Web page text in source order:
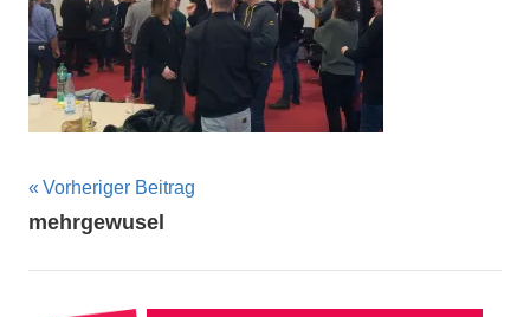
Beitragsnavigation
Vorheriger Beitrag
mehrgewusel